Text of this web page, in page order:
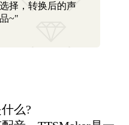
择，转换后的声
~"
么?